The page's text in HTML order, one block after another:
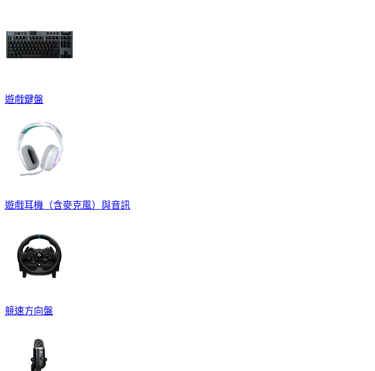
遊戲鍵盤
遊戲耳機（含麥克風）與音訊
競速方向盤